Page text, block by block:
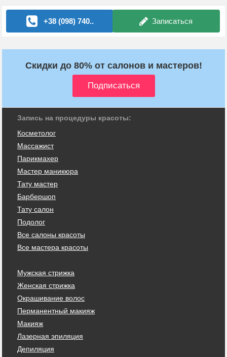
+38 (098) 740.. Записаться
Скидки до 80% от салонов и мастеров!
Запись на процедуры красоты:
Косметолог
Массажист
Парикмахер
Мастер маникюра
Тату мастер
Барбершоп
Тату салон
Подолог
Все салоны красоты
Все мастера красоты
Мужская стрижка
Женская стрижка
Окрашивание волос
Перманентный макияж
Макияж
Лазерная эпиляция
Депиляция